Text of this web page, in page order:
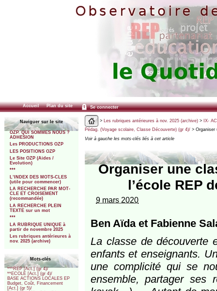
Accueil Plan du site Se connecter
Naviguer sur le site
OZP. QUI SOMMES NOUS ?
ADHESION
Les PRODUCTIONS OZP
LES POSITIONS OZP
Le Site OZP (Aides /
Evolution)
***
L’INDEX DES MOTS-CLES
(utile pour commencer)
LA RECHERCHE PAR MOT-
CLE ET CROISEMENT
(recommandée)
LA RECHERCHE PLEIN
TEXTE sur un mot
***
LA RUBRIQUE UNIQUE à
partir de novembre 2025
Les rubriques antérieures à
nov. 2025 (archive)
Mots-clés
***REP [Act.] (gr 4)/
**ECOLE [Act.] (gr 4)/
BASE ACTIONS LOCALES EP
Budget, Coût, Financement
[Act.] (gr 5)/
> Les rubriques antérieures à nov. 2025 (archive)> IX-
Pédag. (Voyage scolaire, Classe Découverte) (gr 4)/> Organiser
Voir à gauche les mots-clés liés à cet article
Organiser une
l’école REP
9 mars 2020
Ben Aïda et Fabienne
La classe de découverte
enfants et enseignants.
une complicité qui se
ensemble, partager